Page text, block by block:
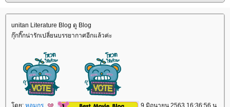
unitan Literature Blog ดู Blog
กุ๊กกิ๊กน่ารักเปลี่ยนบรรยากาศอีกแล้วค่ะ
ดย: หอมกร 9 มิถุนายน 2563 16:36:56 น.